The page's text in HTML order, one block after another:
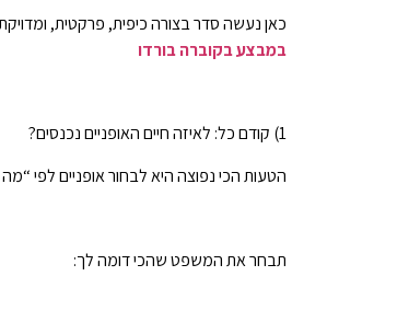
כאן נעשה סדר בצורה כיפית, פרקטית,
במבצע בקוברה בורדו
1) קודם כל: לאיזה חיים האופניים נכנסים?
הטעות הכי נפוצה היא לבחור אופניים לפי
תבחר את המשפט שהכי דומה לך: